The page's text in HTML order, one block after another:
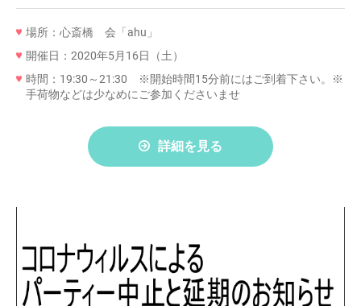
場所：心斎橋 会「ahu」
開催日：2020年5月16日（土）
時間：19:30～21:30 ※開始時間15分前にはご到着下さい。※
手荷物などは少なめにご参加くださいませ
詳細を見る